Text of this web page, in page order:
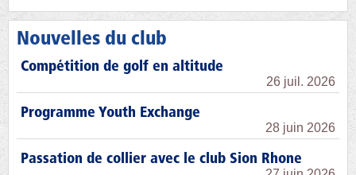
Nouvelles du club
Compétition de golf en altitude
26 juil. 2026
Programme Youth Exchange
28 juin 2026
Passation de collier avec le club Sion Rhone